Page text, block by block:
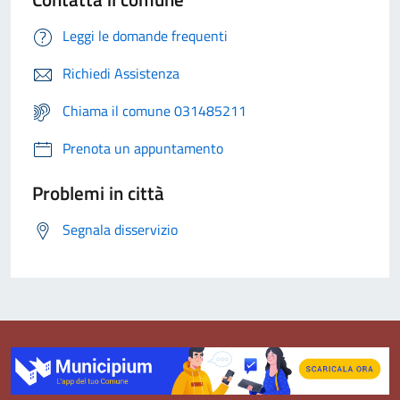
Leggi le domande frequenti
Richiedi Assistenza
Chiama il comune 031485211
Prenota un appuntamento
Problemi in città
Segnala disservizio